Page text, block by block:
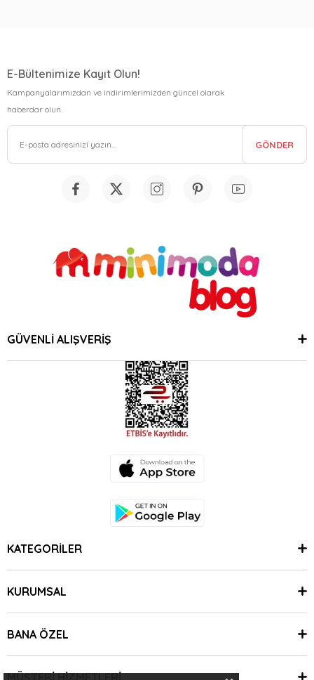
E-Bültenimize Kayıt Olun!
Kampanyalarımızdan ve indirimlerimizden güncel olarak
haberdar olun.
GÖNDER
GÜVENLİ ALIŞVERİŞ
KATEGORİLER
KURUMSAL
BANA ÖZEL
MÜŞTERİ HİZMETLERİ